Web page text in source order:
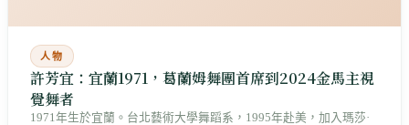
人物
許芳宜：宜蘭1971，葛蘭姆舞團首席到2024金馬主視
覺舞者
1971年生於宜蘭。台北藝術大學舞蹈系，1995年赴美，加入瑪莎·